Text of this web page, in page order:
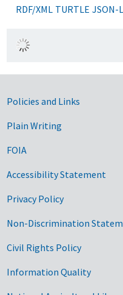
RDF/XML TURTLE JSON-
Government
Policies and Links
Plain Writing
FOIA
Accessibility Statement
Privacy Policy
Non-Discrimination
Civil Rights Policy
Information Quality